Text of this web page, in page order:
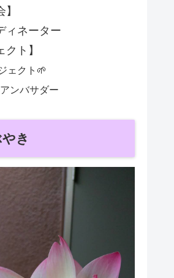
ィネーター
クト】
ェクト🌱
ンバサダー
き